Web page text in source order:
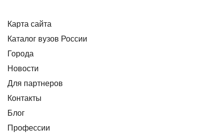
Карта сайта
Каталог вузов России
Города
Новости
Для партнеров
Контакты
Блог
Профессии